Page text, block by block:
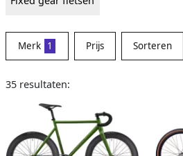
Merk 1 Prijs Sorteren
35 resultaten: